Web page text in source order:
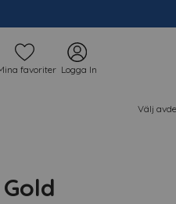
favoriter Logga In
Välj
Gold